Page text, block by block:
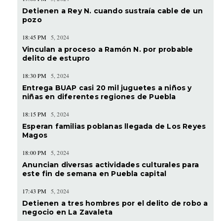
Detienen a Rey N. cuando sustraía cable de un
pozo
18:45 PM 5, 2024
Vinculan a proceso a Ramón N. por probable
delito de estupro
18:30 PM 5, 2024
Entrega BUAP casi 20 mil juguetes a niños y
niñas en diferentes regiones de Puebla
18:15 PM 5, 2024
Esperan familias poblanas llegada de Los Reyes
Magos
18:00 PM 5, 2024
Anuncian diversas actividades culturales para
este fin de semana en Puebla capital
17:43 PM 5, 2024
Detienen a tres hombres por el delito de robo a
negocio en La Zavaleta